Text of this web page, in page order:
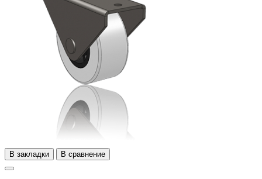
В закладки В сравнение